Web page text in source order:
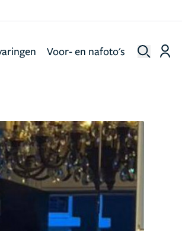
Voor- en nafoto's